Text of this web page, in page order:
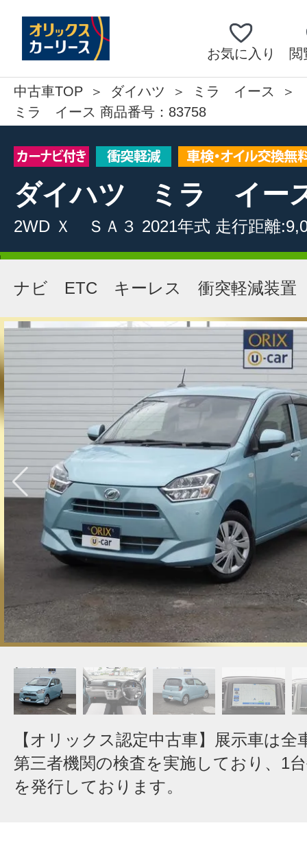
お気に入り 閲
中古車TOP ダイハツ
ミラ イース
ミラ イース 商品番号：83758
ダイハツ ミラ イー
2WD Ｘ ＳＡ３ 2021年式 走行距離
ナビ ETC キーレス 衝突軽減装置
【オリックス認定中古車】展示車は全
第三者機関の検査を実施しており、1
を発行しております。